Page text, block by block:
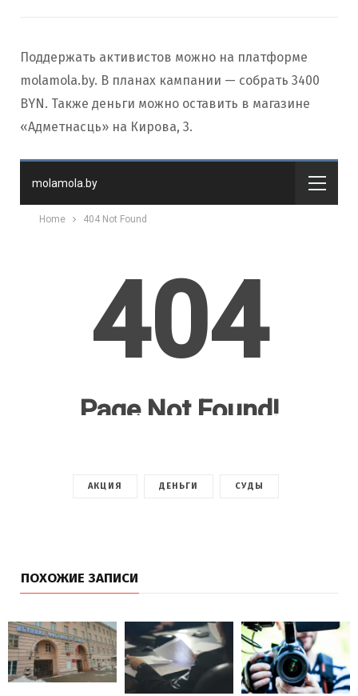
Поддержать активистов можно на платформе
molamola.by. В планах кампании — собрать 3400
BYN. Также деньги можно оставить в магазине
«Адметнасць» на Кирова, 3.
АКЦИЯ ДЕНЬГИ СУДЫ
ПОХОЖИЕ ЗАПИСИ